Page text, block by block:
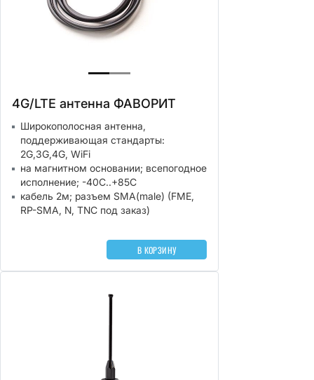
4G/LTE антенна ФАВОРИТ
Широкополосная антенна,
поддерживающая стандарты:
2G,3G,4G, WiFi
на магнитном основании; всепогодное
исполнение; -40С..+85С
кабель 2м; разъем SMA(male) (FME,
RP-SMA, N, TNC под заказ)
В КОРЗИНУ